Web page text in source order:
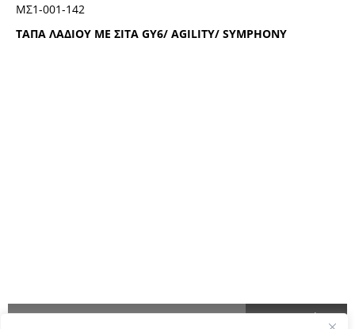
ΤΑΠΑ ΛΑΔΙΟΥ ΜΕ ΣΙΤΑ GY6/ AGILITY/ SYMPHONY
ΜΣ1-001-142